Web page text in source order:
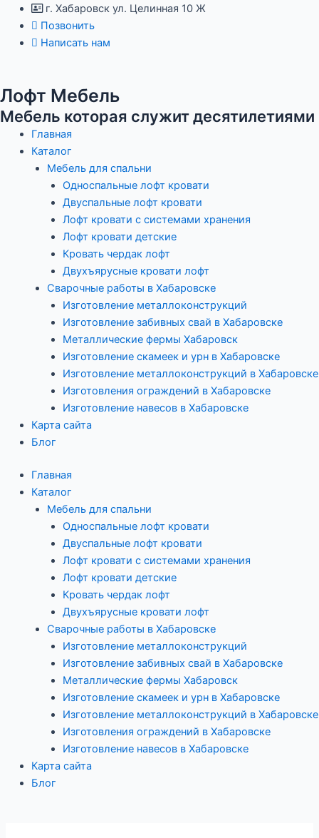
Перейти
содержимому
г. Хабаровск ул. Целинная 10 Ж
Позвонить
Написать нам
Лофт Мебель
Мебель которая служит десятилетиями
Главная
Каталог
Мебель для спальни
Односпальные лофт кровати
Двуспальные лофт кровати
Лофт кровати с системами хранения
Лофт кровати детские
Кровать чердак лофт
Двухъярусные кровати лофт
Сварочные работы в Хабаровске
Изготовление металлоконструкций
Изготовление забивных свай в Хабаровске
Металлические фермы Хабаровск
Изготовление скамеек и урн в Хабаровске
Изготовление металлоконструкций в Хабаровске
Изготовления ограждений в Хабаровске
Изготовление навесов в Хабаровске
Карта сайта
Блог
Главная
Каталог
Мебель для спальни
Односпальные лофт кровати
Двуспальные лофт кровати
Лофт кровати с системами хранения
Лофт кровати детские
Кровать чердак лофт
Двухъярусные кровати лофт
Сварочные работы в Хабаровске
Изготовление металлоконструкций
Изготовление забивных свай в Хабаровске
Металлические фермы Хабаровск
Изготовление скамеек и урн в Хабаровске
Изготовление металлоконструкций в Хабаровске
Изготовления ограждений в Хабаровске
Изготовление навесов в Хабаровске
Карта сайта
Блог